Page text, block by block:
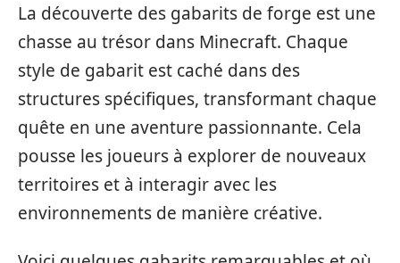
La découverte des gabarits de forge est une
chasse au trésor dans Minecraft. Chaque
style de gabarit est caché dans des
structures spécifiques, transformant chaque
quête en une aventure passionnante. Cela
pousse les joueurs à explorer de nouveaux
territoires et à interagir avec les
environnements de manière créative.